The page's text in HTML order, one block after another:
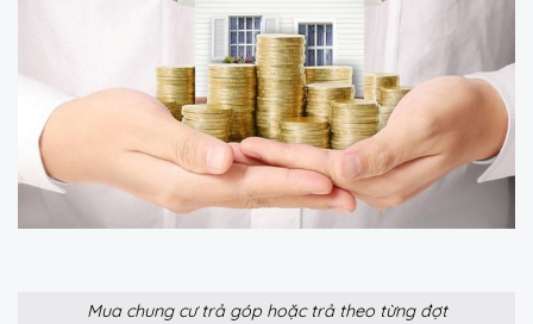
Mua chung cư trả góp hoặc trả theo từng đợt